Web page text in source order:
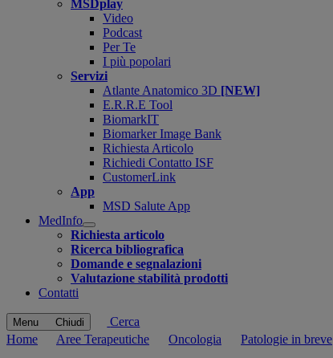
MSDplay
Video
Podcast
Per Te
I più popolari
Servizi
Atlante Anatomico 3D [NEW]
E.R.R.E Tool
BiomarkIT
Biomarker Image Bank
Richiesta Articolo
Richiedi Contatto ISF
CustomerLink
App
MSD Salute App
MedInfo
Open
submenu
Richiesta articolo
Ricerca bibliografica
Domande e segnalazioni
Valutazione stabilità prodotti
Contatti
Menu Chiudi
Cerca
Home
Aree Terapeutiche Oncologia Patologie in breve